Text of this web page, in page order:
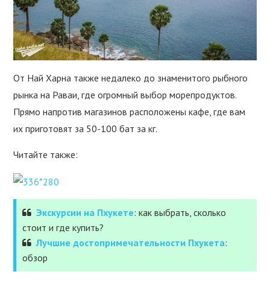
От Най Харна также недалеко до знаменитого рыбного
рынка на Раваи, где огромный выбор морепродуктов.
Прямо напротив магазинов расположены кафе, где вам
их приготовят за 50-100 бат за кг.
Читайте также:
Экскурсии на Пхукете: как выбрать, сколько
стоит и где купить?
Лучшие достопримечательности Пхукета:
обзор